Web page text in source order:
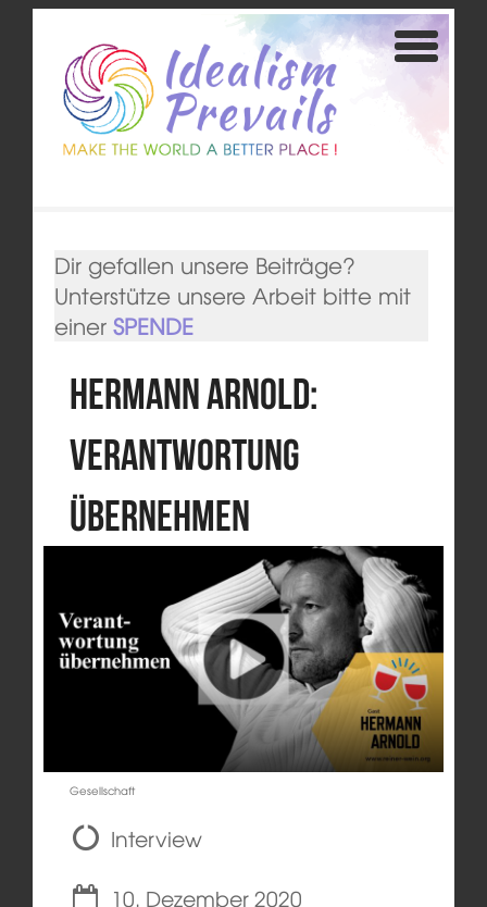
Dir gefallen unsere Beiträge?
Unterstütze unsere Arbeit bitte mit
einer SPENDE
Hermann Arnold:
Verantwortung
übernehmen
Gesellschaft
Interview
10. Dezember 2020